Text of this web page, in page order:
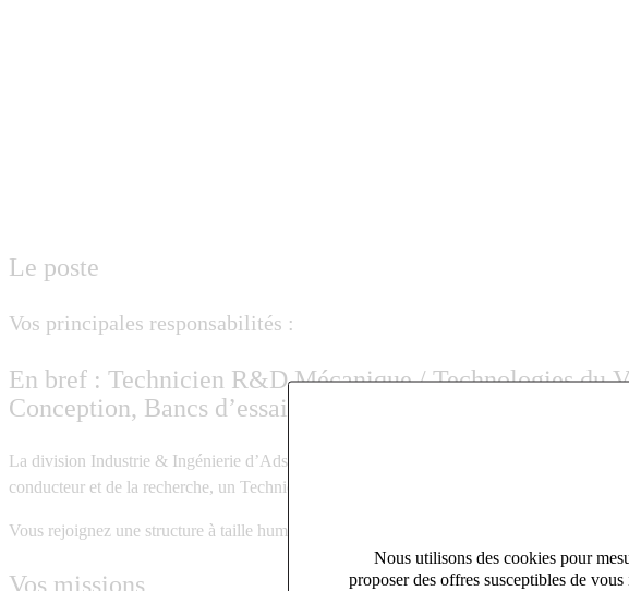
Nous utilisons des cookies pour
proposer des offres susceptibles de
Le poste
Vos principales responsabilités :
En bref : Technicien R&D Mécanique / Technologies du
Conception, Bancs d’essais, Semi-conducteurs
La division Industrie & Ingénierie d’Adsearch Grenoble recrute pour son client, une
conducteur et de la recherche, un Technicien Recherche et Développement Mécanique (H/
Vous rejoignez une structure à taille humaine qui se distingue par son expertise de pointe
Vos missions